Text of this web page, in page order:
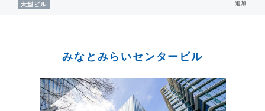
大型ビル
みなとみらいセンタービル